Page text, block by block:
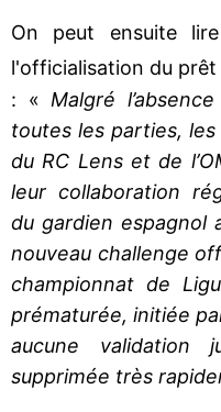
On peut ensuite
l'officialisation du prêt
: « Malgré
toutes les parties,
du RC Lens et de
leur collaboration
du gardien espagnol
nouveau challenge
championnat de
prématurée, initiée
aucune
supprimée très